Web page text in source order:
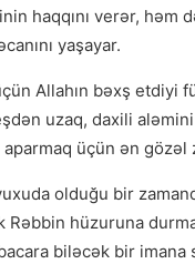
haqqını verər, həm
yaşayar.
Allahın bəxş etdiyi
uzaq, daxili
aparmaq üçün ən gözəl
olduğu bir
Rəbbin hüzuruna
biləcək bir imana